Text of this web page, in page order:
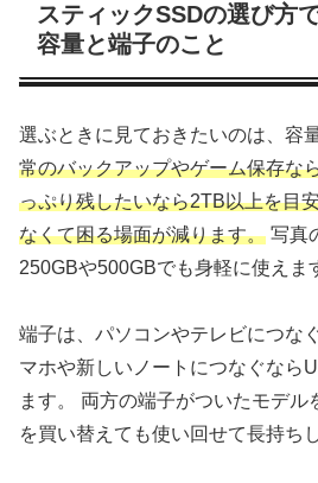
スティックSSDの選び方
容量と端子のこと
選ぶときに見ておきたいのは、容
常のバックアップやゲーム保存な
っぷり残したいなら2TB以上を目
なくて困る場面が減ります。 写真
250GBや500GBでも身軽に使えま
端子は、パソコンやテレビにつな
マホや新しいノートにつなぐなら
ます。 両方の端子がついたモデル
を買い替えても使い回せて長持ち